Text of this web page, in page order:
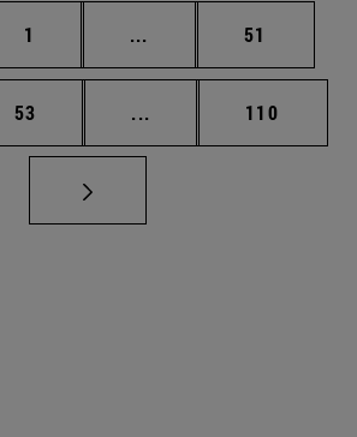
Página
1 ... Páginas intermedias
Página
51
Página
53 ... Páginas intermedias
Página
110